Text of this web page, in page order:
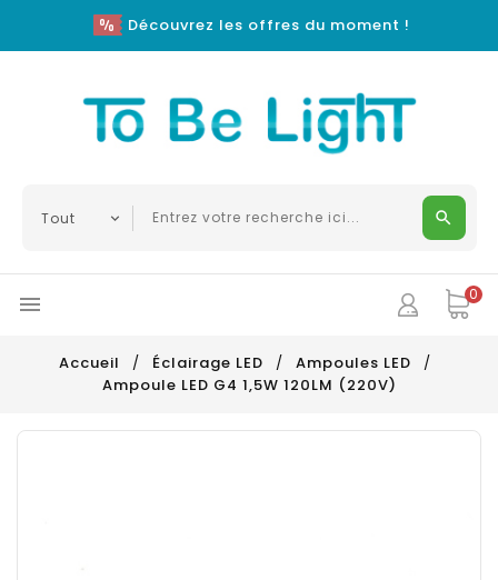
Découvrez les offres du moment !
 0
Accueil Éclairage LED
Ampoules LED
Ampoule LED G4 1,5W 120LM (220V)